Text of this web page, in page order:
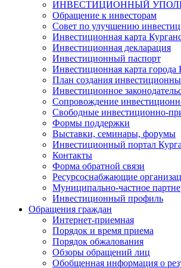
ИНВЕСТИЦИОННЫЙ
Обращение к инвесторам
Совет по улучшению
Инвестиционная карта
Инвестиционная декларация
Инвестиционный паспорт
Инвестиционная карта города
План создания
Инвестиционное
Сопровождение
Свободные инвестиционно-
Формы поддержки
Выставки, семинары, форумы
Инвестиционный портал
Контакты
Форма обратной связи
Ресурсоснабжающие
Муниципально-частное
Инвестиционный профиль
Обращения граждан
Интернет-приемная
Порядок и время приема
Порядок обжалования
Обзоры обращений лиц
Обобщенная информация о